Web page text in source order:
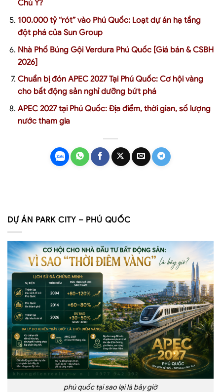
Chú Ý?
100.000 tỷ “rót” vào Phú Quốc: Loạt dự án hạ tầng
đột phá của Sun Group
Nhà Phố Búng Gội Verdura Phú Quốc [Giá bán & CSBH
2026]
Chuẩn bị đón APEC 2027 Tại Phú Quốc: Cơ hội vàng
cho bất động sản nghỉ dưỡng bứt phá
APEC 2027 tại Phú Quốc: Địa điểm, thời gian, số lượng
nước tham gia
DỰ ÁN PARK CITY – PHÚ QUỐC
phú quốc tại sao lại là bây giờ